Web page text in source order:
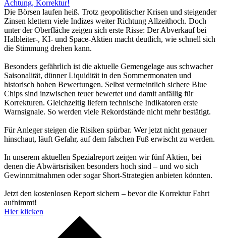
Achtung, Korrektur!
Die Börsen laufen heiß. Trotz geopolitischer Krisen und steigender
Zinsen klettern viele Indizes weiter Richtung Allzeithoch. Doch
unter der Oberfläche zeigen sich erste Risse: Der Abverkauf bei
Halbleiter-, KI- und Space-Aktien macht deutlich, wie schnell sich
die Stimmung drehen kann.
Besonders gefährlich ist die aktuelle Gemengelage aus schwacher
Saisonalität, dünner Liquidität in den Sommermonaten und
historisch hohen Bewertungen. Selbst vermeintlich sichere Blue
Chips sind inzwischen teuer bewertet und damit anfällig für
Korrekturen. Gleichzeitig liefern technische Indikatoren erste
Warnsignale. So werden viele Rekordstände nicht mehr bestätigt.
Für Anleger steigen die Risiken spürbar. Wer jetzt nicht genauer
hinschaut, läuft Gefahr, auf dem falschen Fuß erwischt zu werden.
In unserem aktuellen Spezialreport zeigen wir fünf Aktien, bei
denen die Abwärtsrisiken besonders hoch sind – und wo sich
Gewinnmitnahmen oder sogar Short-Strategien anbieten könnten.
Jetzt den kostenlosen Report sichern – bevor die Korrektur Fahrt
aufnimmt!
Hier klicken